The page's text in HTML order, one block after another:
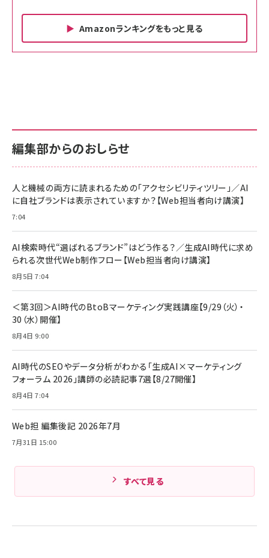
Amazonランキングをもっと見る
￥880
anan(アンアン)2026/06/24号 No.2500増刊
スペシャルエディション[王道エンタメの矜持／
￥1,100
年後半、あなたの恋と運命／山田涼介]
￥880
Amazonランキングをもっと見る
サポート正規品 メーカー保証5年 KLMEA128G
NIMASO ガラスフィルム iPhone 17 用 保護フィ
すい ガイド枠付き いPhone17 (6.3インチ) 対応
2枚セット DSP25F1698
￥1,599
【New】Amazon Fire TV Stick HD | 手軽にスト
レイヤー
￥6,980
Anker Soundcore P31i (Bluetooth 6.1) 【完
全ワイヤレスイヤホン/アクティブノイズキャンセリ
ング/マルチポイント接続 / 最大50時間再生 / PSE
Anker PowerLine III Flow USB-C & USB-C
ケーブル Anker絡まないケーブル 240W 結束バン
ド付き USB PD対応 シリコン素材採用 iPhone
17 / 16 / 15 / Galaxy iPad Pro MacBook
Amazonランキングをもっと見る
サポート正規品 メーカー保証5年 KLMEA128G
Amazon eギフトカード - Amazonロゴ - クラ
￥5,000
ケーブル Anker絡まないケーブル 240W 結束バン
17 / 16 / 15 / Galaxy iPad Pro MacBook
Pro/Air 各種対応 (1.8m ミッドナイトブラック)
￥1,890
キャンペーン】
￥4,857
編集部からのおしらせ
人と機械の両方に読まれるための「アクセシビリティツリー」／AI
に自社ブランドは表示されていますか？【Web担当者向け講演】
7:04
AI検索時代“選ばれるブランド”はどう作る？／生成AI時代に求め
られる次世代Web制作フロー【Web担当者向け講演】
8月5日 7:04
＜第3回＞AI時代のBtoBマーケティング実践講座【9/29（火）・
30（水）開催】
8月4日 9:00
AI時代のSEOやデータ分析がわかる「生成AI×マーケティング
フォーラム 2026」講師の必読記事7選【8/27開催】
8月4日 7:04
Web担 編集後記 2026年7月
7月31日 15:00
すべて見る